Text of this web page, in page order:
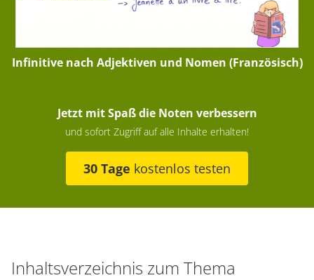
Infinitive nach Adjektiven und Nomen (Französisch)
Jetzt mit Spaß die Noten verbessern
und sofort Zugriff auf alle Inhalte erhalten!
30 Tage kostenlos testen
Inhaltsverzeichnis zum Thema